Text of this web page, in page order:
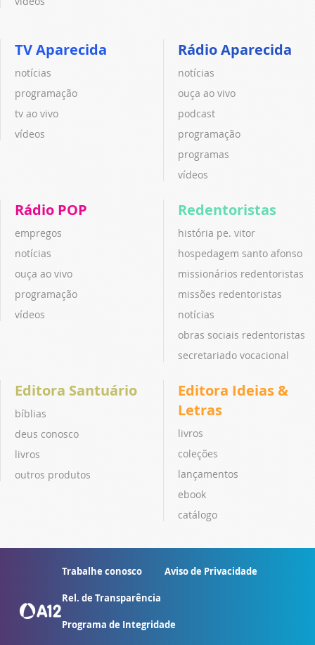
TV Aparecida
notícias
programação
tv ao vivo
vídeos
Rádio Aparecida
notícias
ouça ao vivo
podcast
programação
programas
vídeos
Rádio POP
empregos
notícias
ouça ao vivo
programação
vídeos
Redentoristas
história pe. vitor
hospedagem santo afonso
missionários redentoristas
missões redentoristas
notícias
obras sociais redentoristas
secretariado vocacional
Editora Santuário
bíblias
deus conosco
livros
outros produtos
Editora Ideias &
Letras
livros
coleções
lançamentos
ebook
catálogo
Trabalhe conosco Aviso de Privacidade
Rel. de Transparência
Programa de Integridade